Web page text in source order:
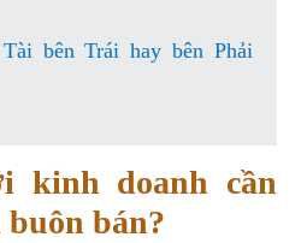
bên Trái hay bên Phải
kinh doanh cần
bán?